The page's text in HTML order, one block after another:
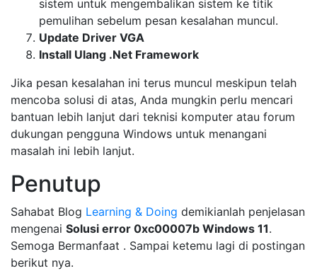
sistem untuk mengembalikan sistem ke titik
pemulihan sebelum pesan kesalahan muncul.
Update Driver VGA
Install Ulang .Net Framework
Jika pesan kesalahan ini terus muncul meskipun telah
mencoba solusi di atas, Anda mungkin perlu mencari
bantuan lebih lanjut dari teknisi komputer atau forum
dukungan pengguna Windows untuk menangani
masalah ini lebih lanjut.
Penutup
Sahabat Blog Learning & Doing demikianlah penjelasan
mengenai Solusi error 0xc00007b Windows 11.
Semoga Bermanfaat . Sampai ketemu lagi di postingan
berikut nya.